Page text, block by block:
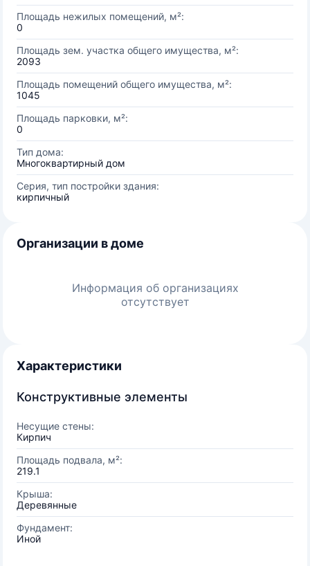
Площадь нежилых помещений, м²:
0
Площадь зем. участка общего имущества, м²:
2093
Площадь помещений общего имущества, м²:
1045
Площадь парковки, м²:
0
Тип дома:
Многоквартирный дом
Серия, тип постройки здания:
кирпичный
Организации в доме
Информация об организациях
отсутствует
Характеристики
Конструктивные элементы
Несущие стены:
Кирпич
Площадь подвала, м²:
219.1
Крыша:
Деревянные
Фундамент:
Иной